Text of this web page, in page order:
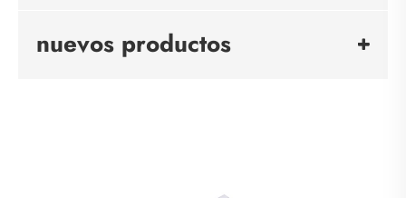
nuevos productos